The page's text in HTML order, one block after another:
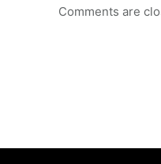
Comments are